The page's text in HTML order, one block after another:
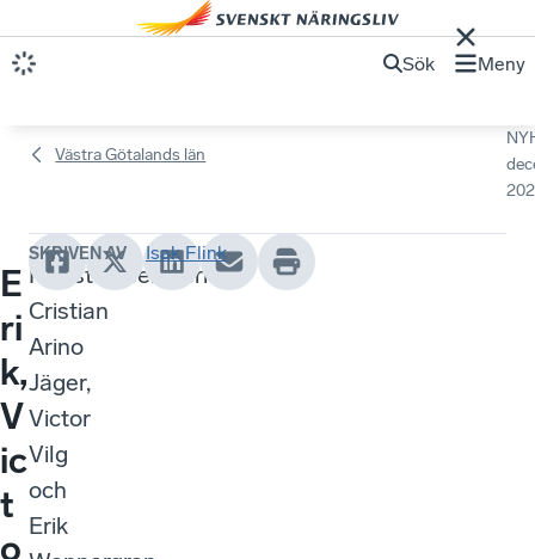
Sök Meny
Västra Götalands län
E
ri
k,
V
ic
t
o
Högstadieeleverna
Cristian
Arino
Jäger,
Victor
Vilg
och
Erik
SKRIVEN AV Isak Flink